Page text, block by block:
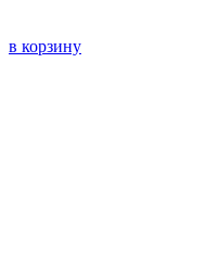
в корзину